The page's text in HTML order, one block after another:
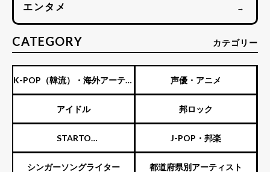
エンタメ →
CATEGORY カテゴリー
K-POP（韓流）・海外アーティ
スト
声優・アニメ
アイドル 邦ロック
STARTO
ENTERTAINMENT（旧ジャニ
J-POP・邦楽
シンガーソングライター 都道府県別アーティスト